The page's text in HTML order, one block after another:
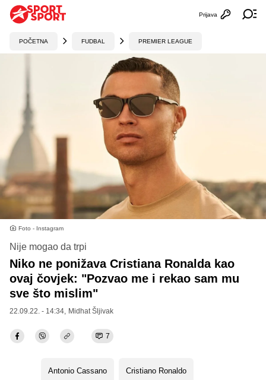
Otvori
Prijava
POČETNA FUDBAL PREMIER LEAGUE
Foto - Instagram
Nije mogao da trpi
Niko ne ponižava Cristiana Ronalda kao
ovaj čovjek: "Pozvao me i rekao sam mu
sve što mislim"
22.09.22. - 14:34, Midhat Šljivak
7
Antonio Cassano Cristiano Ronaldo